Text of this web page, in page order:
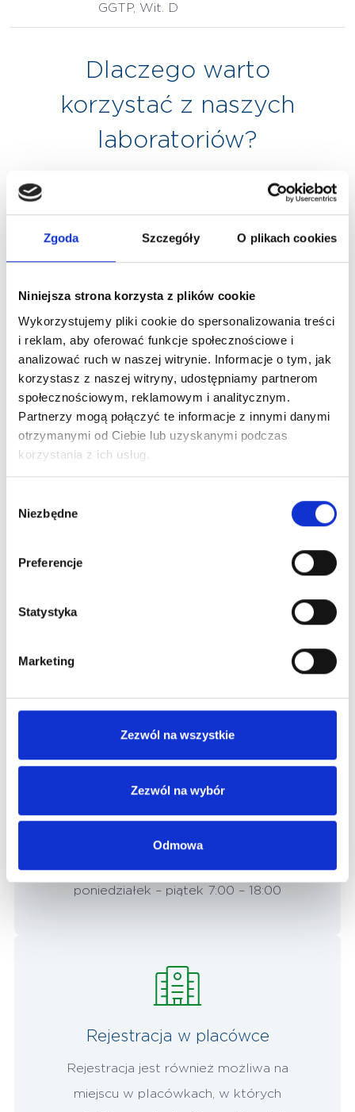
Zgoda Szczegóły O plikach cookies
Niniejsza strona korzysta z plików cookie
Wykorzystujemy pliki cookie do spersonalizowania treści
i reklam, aby oferować funkcje społecznościowe i
analizować ruch w naszej witrynie. Informacje o tym, jak
korzystasz z naszej witryny, udostępniamy partnerom
społecznościowym, reklamowym i analitycznym.
Partnerzy mogą połączyć te informacje z innymi danymi
otrzymanymi od Ciebie lub uzyskanymi podczas
korzystania z ich usług.
zgody
Niezbędne
Preferencje
Statystyka
Marketing
Zezwól na wszystkie
Zezwól na wybór
Odmowa
GGTP, Wit. D
Dlaczego warto
korzystać z naszych
laboratoriów?
Previous Next
Robimy wszystko, by znaleźć dla
Ciebie dogodny termin wizyty,
którą możesz umówić na
konkretną godzinę. Szczegóły
możesz uzgodnić kontaktując się z
nami przez SMS, chat na stronie lub
przez formularz na stronie.
Jak umówić się do lekarza?
W celu umówienia się prywatnie
poniedziałek – piątek 7:00 – 18:00
Rejestracja w placówce
Rejestracja jest również możliwa na
miejscu w placówkach, w których